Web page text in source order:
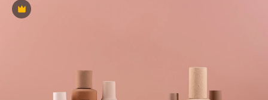
Премиум